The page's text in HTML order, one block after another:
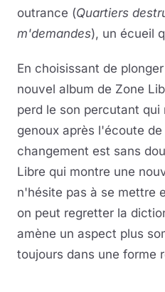
outrance (Quartiers
m'demandes), un écueil
En choisissant de
nouvel album de Zone
perd le son percutant
genoux après l'écoute de
changement est sans
Libre qui montre une
n'hésite pas à se mettre
on peut regretter la
amène un aspect plus
toujours dans une forme